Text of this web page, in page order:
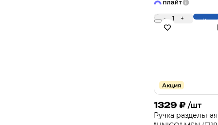
- 1 +
Акция
1329 ₽ /шт
Ручка раздельная